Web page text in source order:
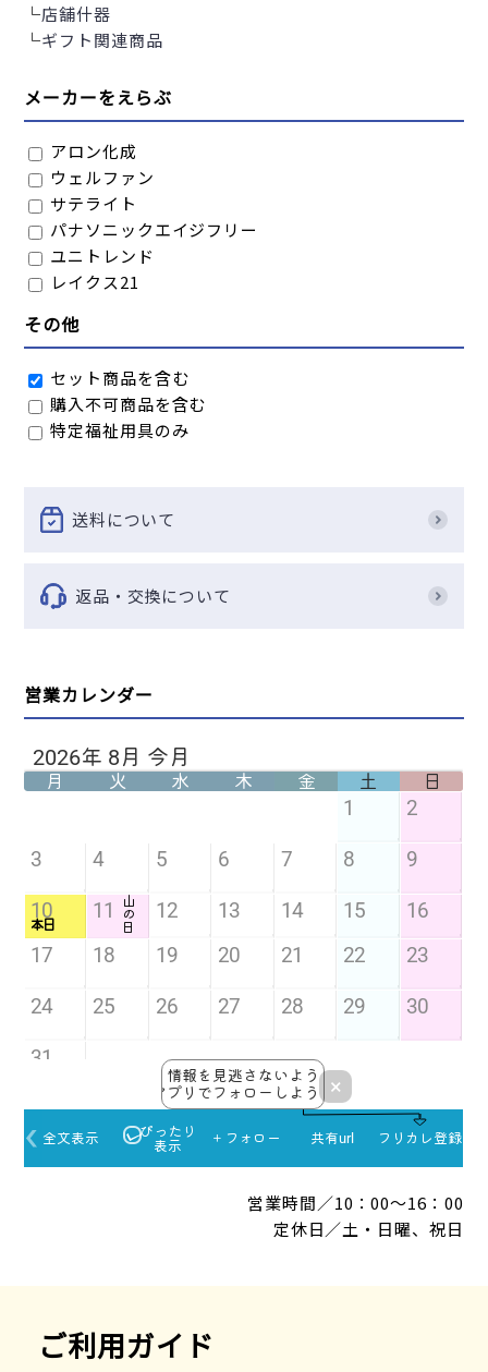
└店舗什器
└ギフト関連商品
メーカーをえらぶ
アロン化成
ウェルファン
サテライト
パナソニックエイジフリー
ユニトレンド
レイクス21
その他
セット商品を含む
購入不可商品を含む
特定福祉用具のみ
送料について
返品・交換について
営業カレンダー
営業時間／10：00～16：00
定休日／土・日曜、祝日
ご利用ガイド